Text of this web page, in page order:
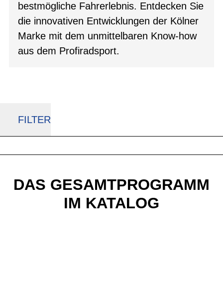
bestmögliche Fahrerlebnis. Entdecken Sie
die innovativen Entwicklungen der Kölner
Marke mit dem unmittelbaren Know-how
aus dem Profiradsport.
FILTER
DAS GESAMTPROGRAMM
IM KATALOG